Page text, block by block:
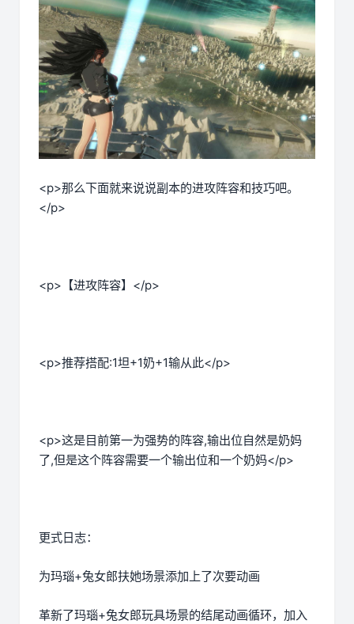
<p>那么下面就来说说副本的进攻阵容和技巧吧。
</p>
<p>【进攻阵容】</p>
<p>推荐搭配:1坦+1奶+1输从此</p>
<p>这是目前第一为强势的阵容,输出位自然是奶妈
了,但是这个阵容需要一个输出位和一个奶妈</p>
更式日志：
为玛瑙+兔女郎扶她场景添加上了次要动画
革新了玛瑙+兔女郎玩具场景的结尾动画循环，加入